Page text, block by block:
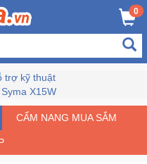
0
trợ kỹ thuật
X15W
CẨM NANG MUA SẮM